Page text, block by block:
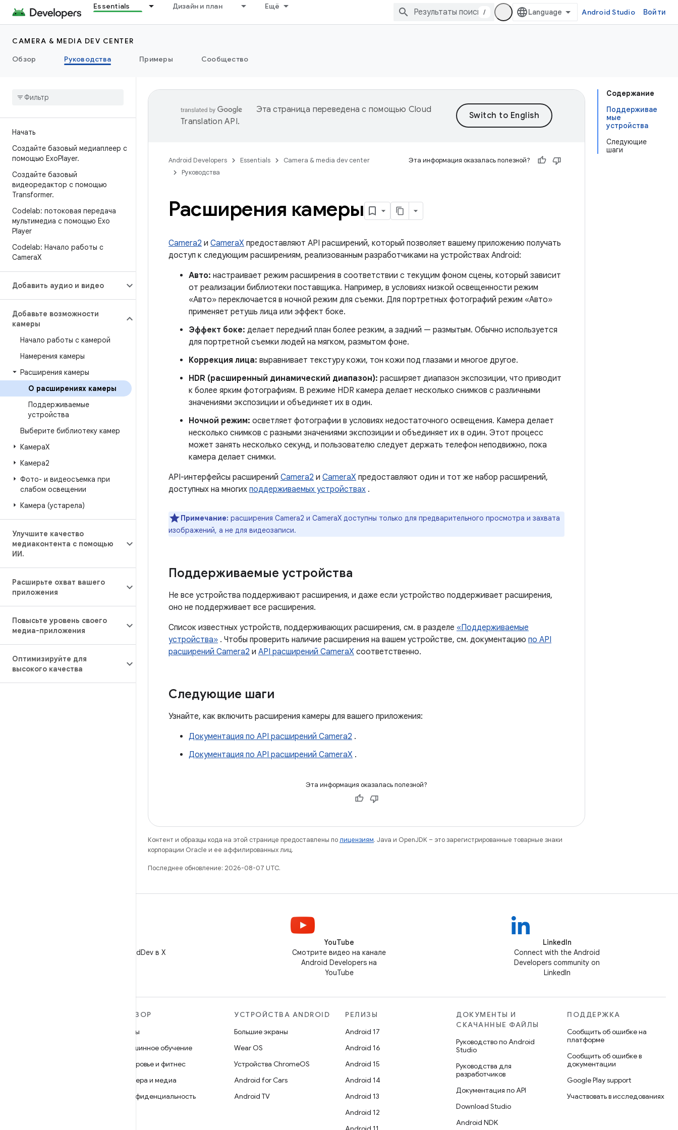
Essentials Дизайн и план Ещё
/ Android Studio Войти
CAMERA & MEDIA DEV CENTER
Обзор
Руководства Примеры Сообщество
Начать
Создайте базовый медиаплеер с
помощью ExoPlayer.
Создайте базовый
видеоредактор с помощью
Transformer.
Codelab: потоковая передача
мультимедиа с помощью Exo
Player
Codelab: Начало работы с
CameraX
Добавить аудио и видео
Добавьте возможности
камеры
Начало работы с камерой
Намерения камеры
Расширения камеры
О расширениях камеры
Поддерживаемые
устройства
Выберите библиотеку камер
КамераX
Камера2
Фото- и видеосъемка при
слабом освещении
Камера (устарела)
Улучшите качество
медиаконтента с помощью
ИИ.
Расширьте охват вашего
приложения
Повысьте уровень своего
медиа-приложения
Оптимизируйте для
высокого качества
Содержание
Поддерживае
мые
устройства
Следующие
шаги
Эта страница переведена с помощью Cloud
Translation API.
Android Developers Essentials
Camera & media dev center
Руководства
Эта информация оказалась полезной?
Расширения камеры
Camera2 и CameraX предоставляют API расширений, который позволяет вашему приложению получать
доступ к следующим расширениям, реализованным разработчиками на устройствах Android:
Авто: настраивает режим расширения в соответствии с текущим фоном сцены, который зависит
от реализации библиотеки поставщика. Например, в условиях низкой освещенности режим
«Авто» переключается в ночной режим для съемки. Для портретных фотографий режим «Авто»
применяет ретушь лица или эффект боке.
Эффект боке: делает передний план более резким, а задний — размытым. Обычно используется
для портретной съемки людей на мягком, размытом фоне.
Коррекция лица: выравнивает текстуру кожи, тон кожи под глазами и многое другое.
HDR (расширенный динамический диапазон): расширяет диапазон экспозиции, что приводит
к более ярким фотографиям. В режиме HDR камера делает несколько снимков с различными
значениями экспозиции и объединяет их в один.
Ночной режим: осветляет фотографии в условиях недостаточного освещения. Камера делает
несколько снимков с разными значениями экспозиции и объединяет их в один. Этот процесс
может занять несколько секунд, и пользователю следует держать телефон неподвижно, пока
камера делает снимки.
API-интерфейсы расширений Camera2 и CameraX предоставляют один и тот же набор расширений,
доступных на многих поддерживаемых устройствах .
Примечание: расширения Camera2 и CameraX доступны только для предварительного просмотра и захвата
изображений, а не для видеозаписи.
Поддерживаемые устройства
Не все устройства поддерживают расширения, и даже если устройство поддерживает расширения,
оно не поддерживает все расширения.
Список известных устройств, поддерживающих расширения, см. в разделе «Поддерживаемые
устройства» . Чтобы проверить наличие расширения на вашем устройстве, см. документацию по API
расширений Camera2 и API расширений CameraX соответственно.
Следующие шаги
Узнайте, как включить расширения камеры для вашего приложения:
Документация по API расширений Camera2 .
Документация по API расширений CameraX .
Эта информация оказалась полезной?
Контент и образцы кода на этой странице предоставлены полицензиям. Java и OpenJDK – это зарегистрированные товарные знаки
корпорации Oracle и ее аффилированных лиц.
Последнее обновление: 2026-08-07 UTC.
Читайте @AndroidDev в X
YouTube
Смотрите видео на канале
Android Developers на
YouTube
LinkedIn
Connect with the Android
Developers community on
LinkedIn
ОБЗОР
Игры
Машинное обучение
Здоровье и фитнес
Камера и медиа
Конфиденциальность
УСТРОЙСТВА ANDROID
Большие экраны
Wear OS
Устройства ChromeOS
Android for Cars
Android TV
РЕЛИЗЫ
Android 17
Android 16
Android 15
Android 14
Android 13
Android 12
ДОКУМЕНТЫ И
СКАЧАННЫЕ ФАЙЛЫ
Руководство по Android
Studio
Руководства для
разработчиков
Документация по API
Download Studio
Android NDK
ПОДДЕРЖКА
Сообщить об ошибке на
платформе
Сообщить об ошибке в
документации
Google Play support
Участвовать в исследованиях